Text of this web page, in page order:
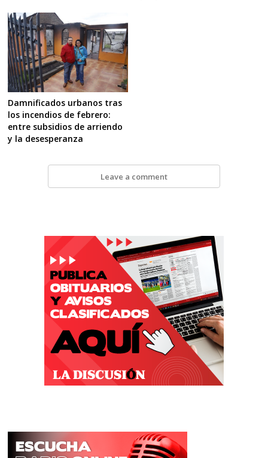
Damnificados urbanos tras
los incendios de febrero:
entre subsidios de arriendo
y la desesperanza
Leave a comment